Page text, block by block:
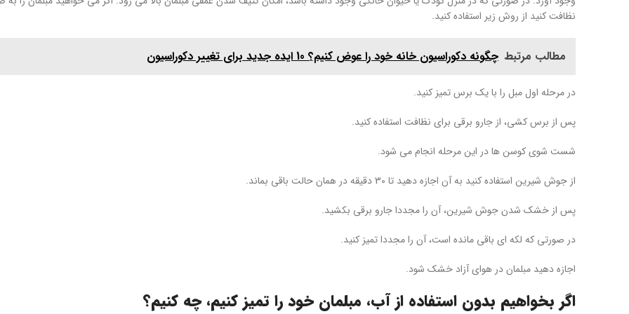
نظافت کنید از روش زیر استفاده کنید.
مطالب مرتبط چگونه دکوراسیون خانه خود را عوض کنیم؟ 10 ایده جدید برای تغییر دکوراسیون
در مرحله اول مبل را با یک برس تمیز کنید.
پس از برس کشی، از جارو برقی برای نظافت استفاده کنید.
شست شوی کوسن ها در این مرحله انجام می شود.
از جوش شیرین استفاده کنید به آن اجازه دهید تا 30 دقیقه در همان حالت باقی بماند.
پس از خشک شدن جوش شیرین، آن را مجددا جارو برقی بکشید.
در صورتی که لکه ای باقی مانده است، آن را مجددا تمیز کنید.
اجازه دهید مبلمان در هوای آزاد خشک شود.
اگر بخواهیم بدون استفاده از آب، مبلمان خود را تمیز کنیم، چه کنیم؟